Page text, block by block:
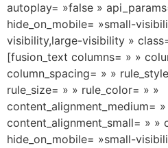
autoplay= »false »
hide_on_mobile= »small-
visibility,large-visibility »
[fusion_text columns= » »
column_spacing= » »
rule_size= » » rule_color= » »
content_alignment_medium= »
content_alignment_small= » »
hide_on_mobile= »small-